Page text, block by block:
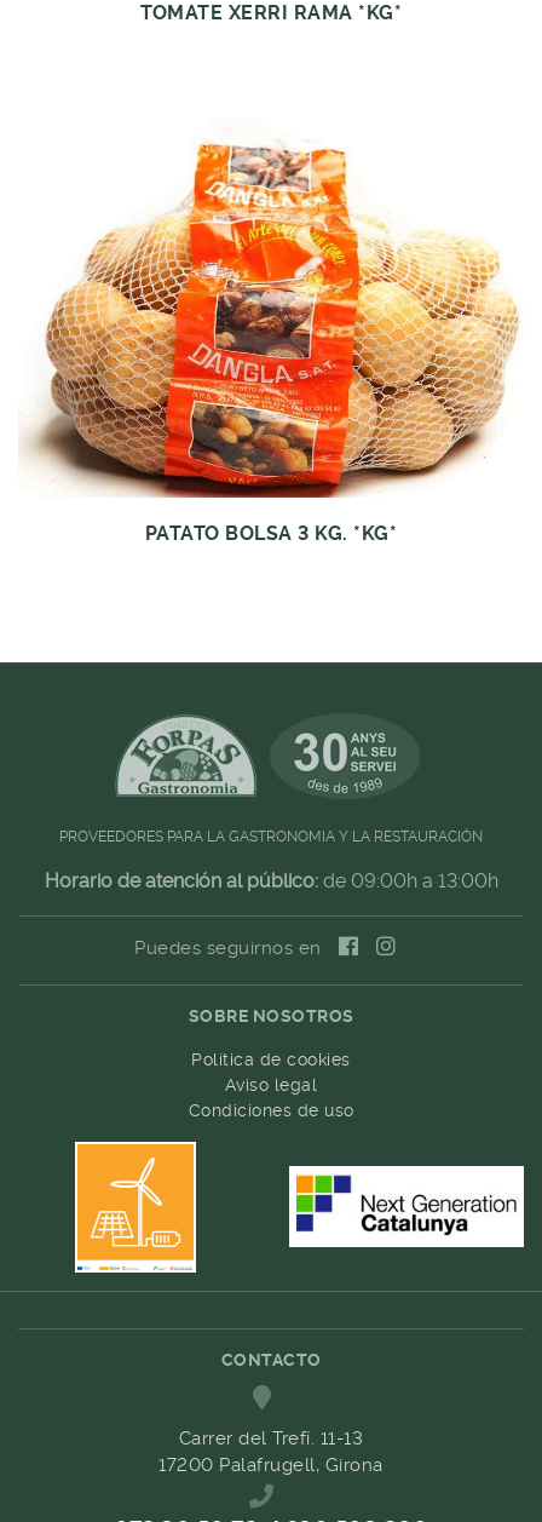
TOMATE XERRI RAMA *KG*
PATATO BOLSA 3 KG. *KG*
PROVEEDORES PARA LA GASTRONOMIA Y LA RESTAURACIÓN
Horario de atención al público:de 09:00h a 13:00h
Puedes seguirnos en
SOBRE NOSOTROS
Política de cookies
Aviso legal
Condiciones de uso
CONTACTO
Carrer del Trefí. 11-13
17200 Palafrugell, Girona